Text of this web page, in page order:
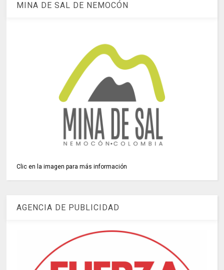
MINA DE SAL DE NEMOCÓN
Clic en la imagen para más información
AGENCIA DE PUBLICIDAD